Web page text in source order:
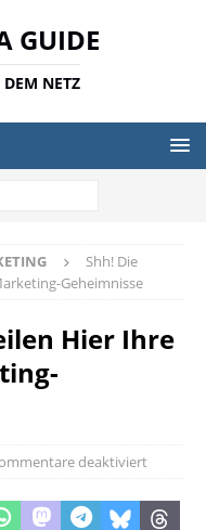
GUIDE
NETZ
Shh! Die
Geheimnisse
Hier Ihre
deaktiviert